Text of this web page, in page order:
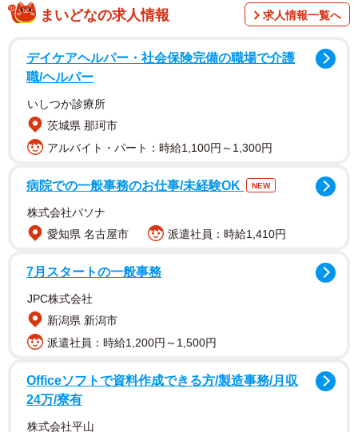
日本にも動物愛護法などがあり、我々はベットの権利が保
ているのが現状のようだ。以下それについて簡単に紹介し
たい。
の法律を定めている。たとえば、飼い主が遵守しなければ
ならないこととして、ペットの遺棄禁止、しつけ以外の過
剰な苦痛を与えることの禁止、生後8週未満の猫や犬の購入
禁止などがあり、販売する方もペットショップでの猫や犬
れていないようなことまで明記されており、英国の動物の
権利を重視する文化が想像できる。筆者も昔英国に住んで
まいどなの求人情報 求人情報一覧へ
デイケアヘルパー・社会保険完備の職場で介護
職/ヘルパー
いしつか診療所
茨城県 那珂市
アルバイト・パート：時給1,100円～1,300円
病院での一般事務のお仕事/未経験OK NEW
株式会社パソナ
愛知県 名古屋市
派遣社員：時給1,410円
7月スタートの一般事務
JPC株式会社
新潟県 新潟市
派遣社員：時給1,200円～1,500円
Officeソフトで資料作成できる方/製造事務/月収
24万/寮有
株式会社平山